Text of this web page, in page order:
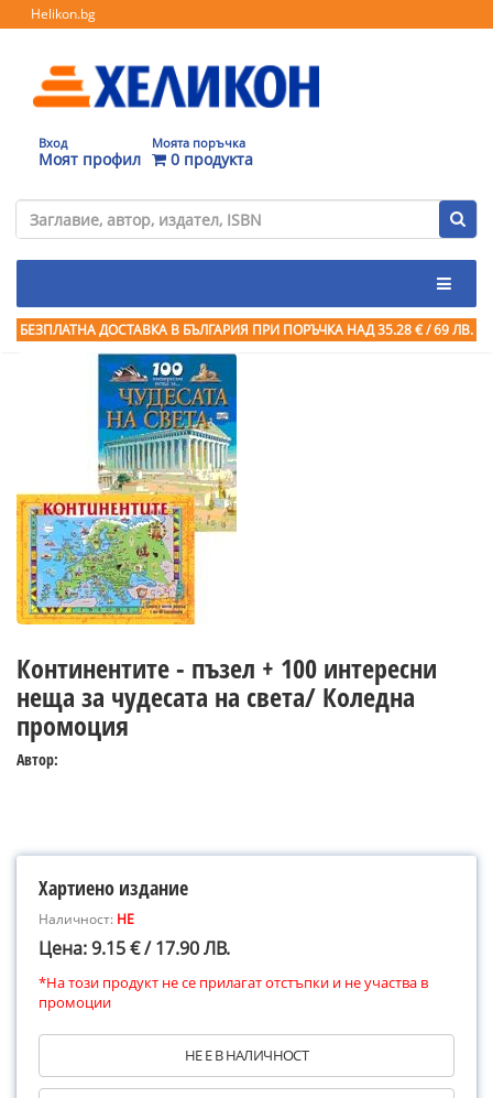
Helikon.bg
Вход
Моят профил
Моята поръчка
0 продукта
БЕЗПЛАТНА ДОСТАВКА В БЪЛГАРИЯ ПРИ ПОРЪЧКА НАД 35.28 € / 69 ЛВ.
Континентите - пъзел + 100 интересни
неща за чудесата на света/ Коледна
промоция
Автор:
Хартиено издание
Наличност: НЕ
Цена: 9.15 € / 17.90 ЛВ.
*На този продукт не се прилагат отстъпки и не участва в
промоции
НЕ Е В НАЛИЧНОСТ